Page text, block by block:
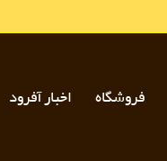
فروشگاه اخبار آفرود